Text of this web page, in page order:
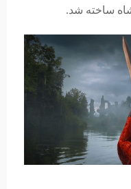
ساخته شد.